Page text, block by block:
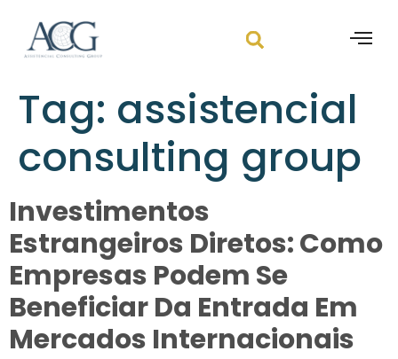
Tag: assistencial
consulting group
Investimentos
Estrangeiros Diretos: Como
Empresas Podem Se
Beneficiar Da Entrada Em
Mercados Internacionais